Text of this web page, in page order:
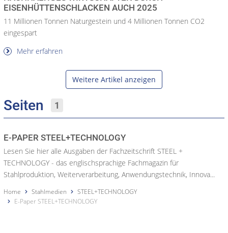
EISENHÜTTENSCHLACKEN AUCH 2025
11 Millionen Tonnen Naturgestein und 4 Millionen Tonnen CO2
eingespart
Mehr erfahren
Weitere Artikel anzeigen
Seiten 1
E-PAPER STEEL+TECHNOLOGY
Lesen Sie hier alle Ausgaben der Fachzeitschrift STEEL +
TECHNOLOGY - das englischsprachige Fachmagazin für
Stahlproduktion, Weiterverarbeitung, Anwendungstechnik, Innova...
Home Stahlmedien
STEEL+TECHNOLOGY
E-Paper STEEL+TECHNOLOGY